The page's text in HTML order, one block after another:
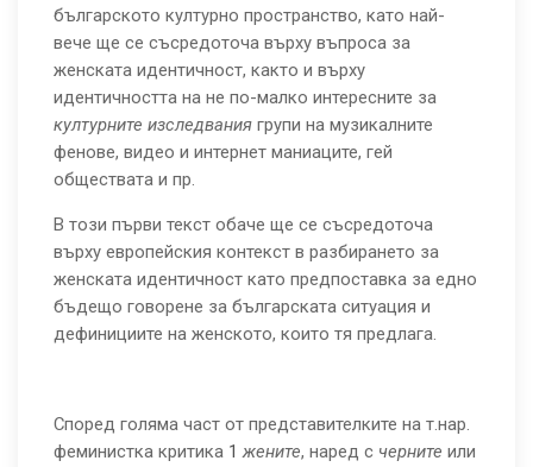
българското културно пространство, като най-
вече ще се съсредоточа върху въпроса за
женската идентичност, както и върху
идентичността на не по-малко интересните за
културните изследвания групи на музикалните
фенове, видео и интернет маниаците, гей
обществата и пр.
В този първи текст обаче ще се съсредоточа
върху европейския контекст в разбирането за
женската идентичност като предпоставка за едно
бъдещо говорене за българската ситуация и
дефинициите на женското, които тя предлага.
Според голяма част от представителките на т.нар.
феминистка критика 1жените, наред с черните или